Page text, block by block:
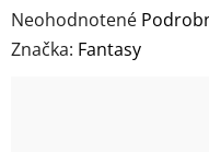
Priemerné
hodnotenie
Neohodnotené
Značka: Fantasy